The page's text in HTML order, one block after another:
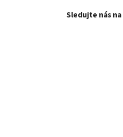
Sledujte nás